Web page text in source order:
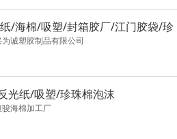
/海棉/吸塑/封箱胶厂/江门胶袋/珍
诚塑胶制品有限公司
光纸/吸塑/珍珠棉泡沫
海棉加工厂